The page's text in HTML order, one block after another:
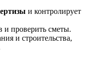
и контролирует
и проверить сметы.
и строительства,